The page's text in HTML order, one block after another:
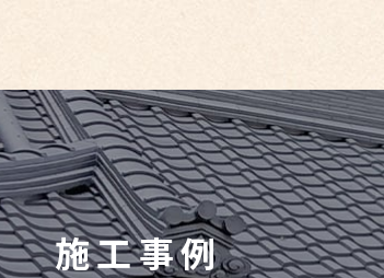
施工事例